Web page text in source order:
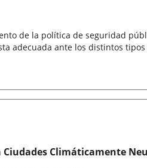
de la política de seguridad
adecuada ante los distintos
Climáticamente